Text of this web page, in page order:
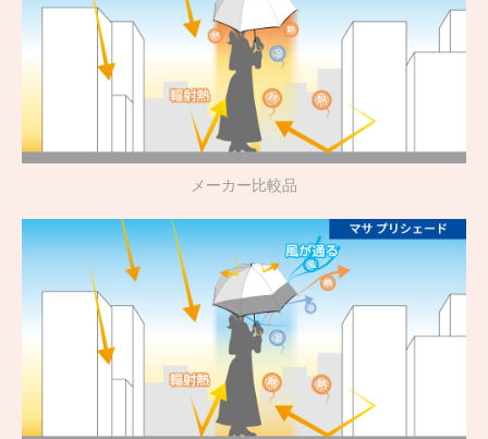
メーカー比較品